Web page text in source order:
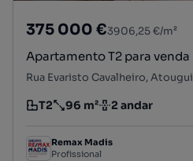
375 000 €3906,25 €/m²
Apartamento T2 para venda
Rua Evaristo Cavalheiro,
Tipologia
T2
Preço por metro quadrado
96 m²
Andar 2 andar
Remax Madis
Profissional